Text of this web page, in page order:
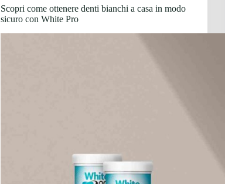
Scopri come ottenere denti bianchi a casa in modo
sicuro con White Pro